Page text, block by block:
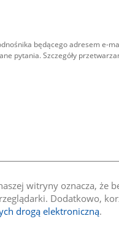
witryny oznacza, że
Dodatkowo,
drogą elektroniczną.
będącego adresem e-
pytania. Szczegóły